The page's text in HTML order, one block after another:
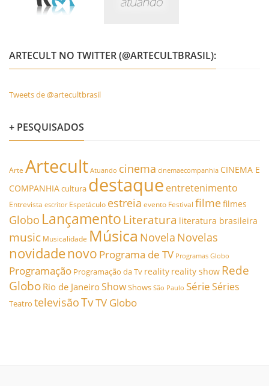
ARTECULT NO TWITTER (@ARTECULTBRASIL):
Tweets de @artecultbrasil
+ PESQUISADOS
Arte Artecult Atuando cinema cinemaecompanhia CINEMA E
COMPANHIAcultura destaque entretenimento
Entrevista escritor Espetáculo estreia evento Festival filmefilmes
Globo Lançamento Literatura literatura brasileira
music Musicalidade Música Novela Novelas
novidadenovo Programa de TV Programas Globo
Programação Programação da Tv reality reality show Rede
Globo Rio de JaneiroShowShows São Paulo SérieSéries
Teatro televisãoTvTV Globo